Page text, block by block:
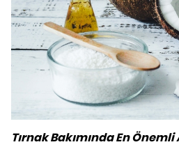
Tırnak Bakımında En